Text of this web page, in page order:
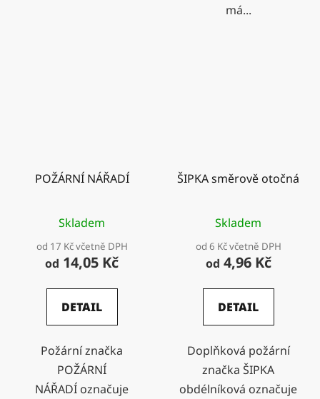
má...
POŽÁRNÍ NÁŘADÍ
Skladem
od 17 Kč včetně DPH
od 14,05 Kč
DETAIL
Požární značka
POŽÁRNÍ
NÁŘADÍ označuje
ŠIPKA směrově otočná
Skladem
od 6 Kč včetně DPH
od 4,96 Kč
DETAIL
Doplňková požární
značka ŠIPKA
obdélníková označuje